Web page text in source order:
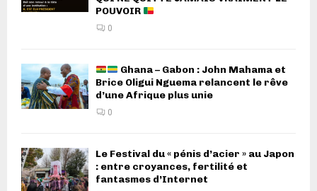
POUVOIR
0
Ghana – Gabon : John Mahama et
Brice Oligui Nguema relancent le rêve
d’une Afrique plus unie
0
Le Festival du « pénis d’acier » au Japon
: entre croyances, fertilité et
fantasmes d’Internet